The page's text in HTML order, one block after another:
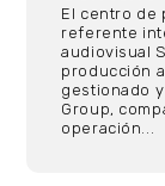
El centro de
referente
audiovisual
producción
gestionado
Group,
operación...